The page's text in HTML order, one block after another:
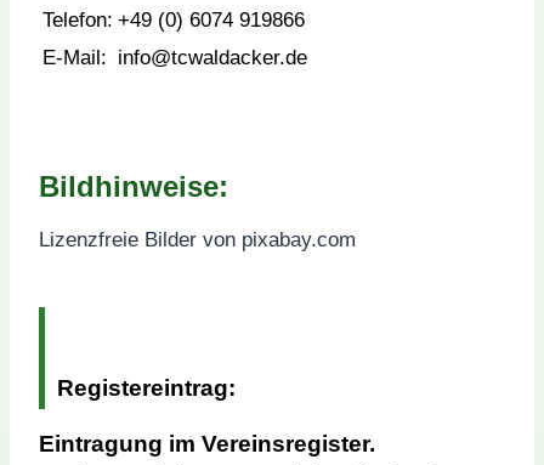
Telefon: +49 (0) 6074 919866
E-Mail: info@tcwaldacker.de
Bildhinweise:
Lizenzfreie Bilder von pixabay.com
Registereintrag:
Eintragung im Vereinsregister.